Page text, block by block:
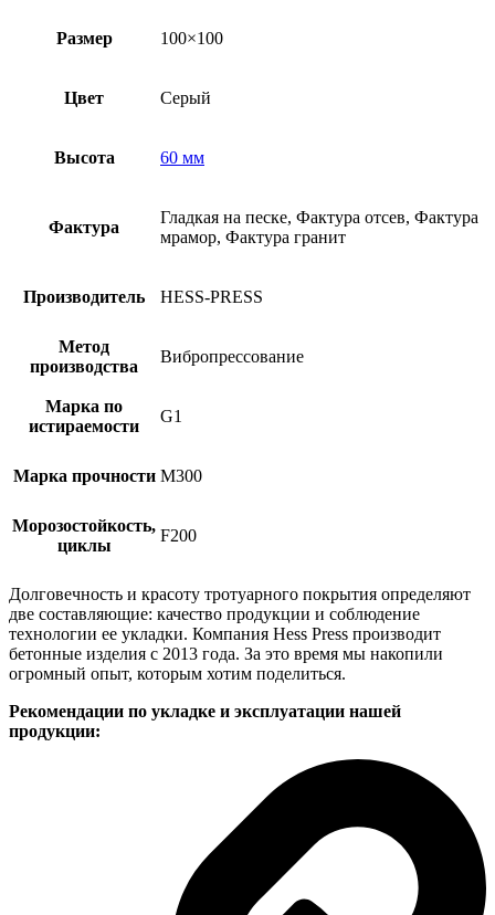
Размер 100×100
Цвет Серый
Высота 60 мм
Фактура
Гладкая на песке, Фактура отсев, Фактура
мрамор, Фактура гранит
Производитель HESS-PRESS
Метод
производства
Вибропрессование
Марка по
истираемости
G1
Марка прочности М300
Морозостойкость,
циклы
F200
Долговечность и красоту тротуарного покрытия определяют
две составляющие: качество продукции и соблюдение
технологии ее укладки. Компания Hess Press производит
бетонные изделия с 2013 года. За это время мы накопили
огромный опыт, которым хотим поделиться.
Рекомендации по укладке и эксплуатации нашей
продукции: